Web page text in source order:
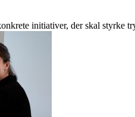
initiativer, der skal styrke